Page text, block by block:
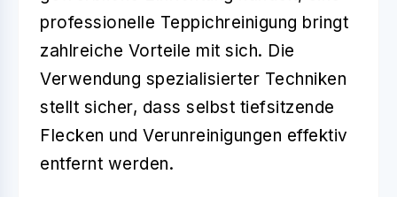
professionelle Teppichreinigung bringt
zahlreiche Vorteile mit sich. Die
Verwendung spezialisierter Techniken
stellt sicher, dass selbst tiefsitzende
Flecken und Verunreinigungen effektiv
entfernt werden.